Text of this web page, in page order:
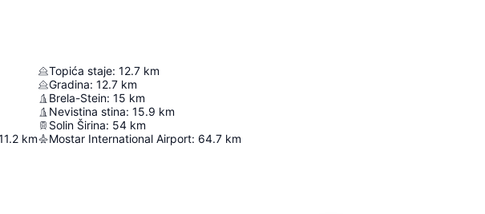
km
Topića staje: 12.7 km
Gradina: 12.7 km
Brela-Stein: 15 km
Nevistina stina: 15.9 km
Solin Širina: 54 km
Mostar International Airport: 64.7 km